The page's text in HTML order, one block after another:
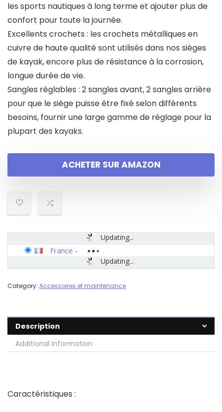
les sports nautiques à long terme et ajouter plus de
confort pour toute la journée.
Excellents crochets : les crochets métalliques en
cuivre de haute qualité sont utilisés dans nos sièges
de kayak, encore plus de résistance à la corrosion,
longue durée de vie.
Sangles réglables : 2 sangles avant, 2 sangles arrière
pour que le siège puisse être fixé selon différents
besoins, fournir une large gamme de réglage pour la
plupart des kayaks.
ACHETER SUR AMAZON
Updating...
Updating...
France -
Category: Accessoires et maintenance
Description
Additional information
Caractéristiques :